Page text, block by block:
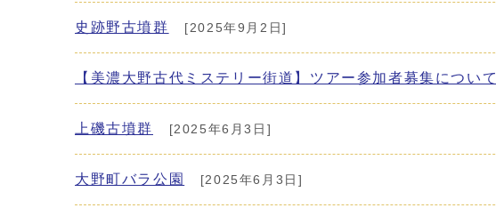
史跡野古墳群 [2025年9月2日]
【美濃大野古代ミステリー街道】ツアー参加者募集について
上磯古墳群 [2025年6月3日]
大野町バラ公園 [2025年6月3日]